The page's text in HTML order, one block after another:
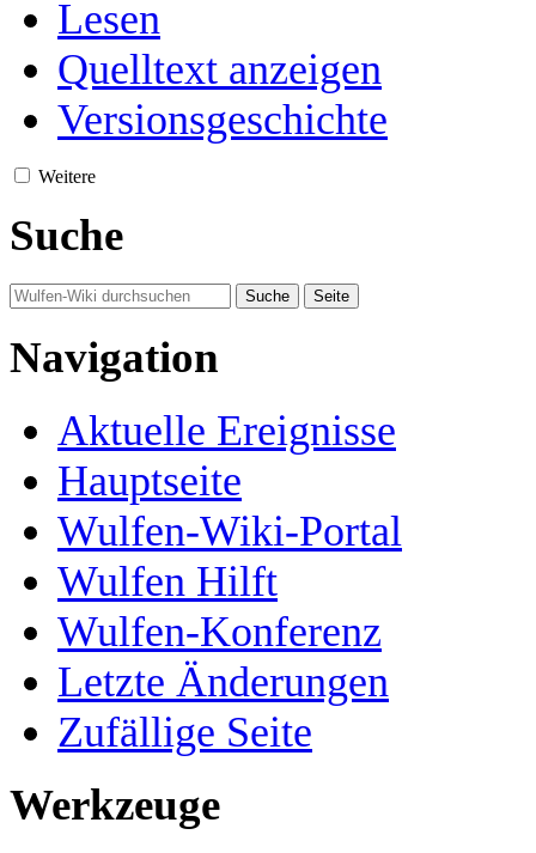
Lesen
Quelltext anzeigen
Versionsgeschichte
Weitere
Suche
Navigation
Aktuelle Ereignisse
Hauptseite
Wulfen-Wiki-Portal
Wulfen Hilft
Wulfen-Konferenz
Letzte Änderungen
Zufällige Seite
Werkzeuge